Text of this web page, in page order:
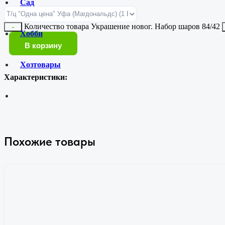
Сад
Хобби
Хозтовары
- Количество товара Украшение новог. Набор шаров 84/42
В корзину
Характеристики:
Похожие товары